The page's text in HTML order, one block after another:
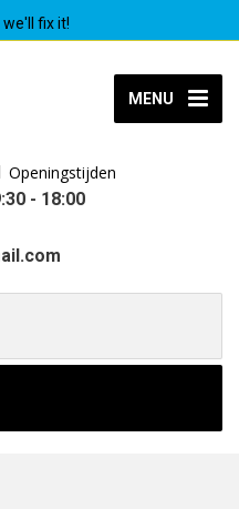
fix it!
MENU
Openingstijden
- 18:00